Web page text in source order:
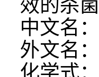
效的杀菌
中文名
外文名：
化学式：